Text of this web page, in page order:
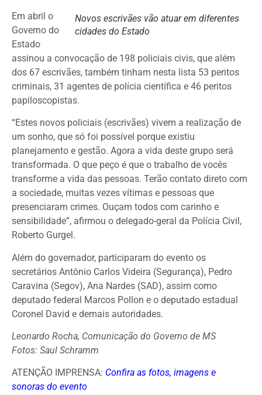
Novos escrivães vão atuar em diferentes
cidades do Estado
Em abril o
Governo do
Estado
assinou a convocação de 198 policiais civis, que além
dos 67 escrivães, também tinham nesta lista 53 peritos
criminais, 31 agentes de polícia científica e 46 peritos
papiloscopistas.
“Estes novos policiais (escrivães) vivem a realização de
um sonho, que só foi possível porque existiu
planejamento e gestão. Agora a vida deste grupo será
transformada. O que peço é que o trabalho de vocês
transforme a vida das pessoas. Terão contato direto com
a sociedade, muitas vezes vítimas e pessoas que
presenciaram crimes. Ouçam todos com carinho e
sensibilidade”, afirmou o delegado-geral da Polícia Civil,
Roberto Gurgel.
Além do governador, participaram do evento os
secretários Antônio Carlos Videira (Segurança), Pedro
Caravina (Segov), Ana Nardes (SAD), assim como
deputado federal Marcos Pollon e o deputado estadual
Coronel David e demais autoridades.
Leonardo Rocha, Comunicação do Governo de MS
Fotos: Saul Schramm
ATENÇÃO IMPRENSA: Confira as fotos, imagens e
sonoras do evento